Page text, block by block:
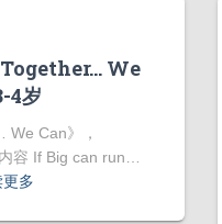
Together… We
4岁
We Can》，
容 If Big can run…
更多